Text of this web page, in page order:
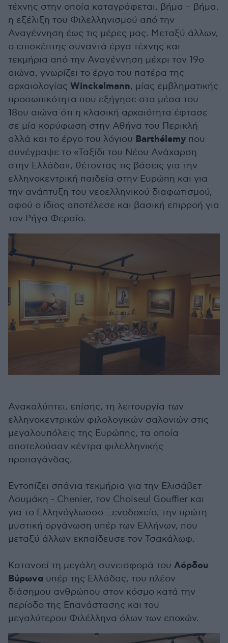
τέχνης στην οποία καταγράφεται, βήμα – βήμα,
η εξέλιξη του Φιλελληνισμού από την
Αναγέννηση έως τις μέρες μας. Μεταξύ άλλων,
ο επισκέπτης συναντά έργα τέχνης και
τεκμήρια από την Αναγέννηση μέχρι τον 19ο
αιώνα, γνωρίζει το έργο του πατέρα της
αρχαιολογίας Winckelmann, μίας εμβληματικής
προσωπικότητα που εξήγησε στα μέσα του
18ου αιώνα ότι η κλασική αρχαιότητα έφτασε
σε μία κορύφωση στην Αθήνα του Περικλή
αλλά και το έργο του λόγιου Barthélemy που
συνέγραψε το «Ταξίδι του Νέου Ανάχαρση
στην Ελλάδα», θέτοντας τις βάσεις για την
ελληνοκεντρική παιδεία στην Ευρώπη και για
την ανάπτυξη του νεοελληνικού διαφωτισμού,
αφού ο ίδιος αποτέλεσε και βασική επιρροή για
τον Ρήγα Φεραίο.
Ανακαλύπτει, επίσης, τη λειτουργία των
ελληνοκεντρικών φιλολογικών σαλονιών στις
μεγαλουπόλεις της Ευρώπης, τα οποία
αποτελούσαν κέντρα φιλελληνικής
προπαγάνδας.
Εντοπίζει σπάνια τεκμήρια για την Ελισάβετ
Λουμάκη - Chenier, τον Choiseul Gouffier και
για το Ελληνόγλωσσο Ξενοδοχείο, την πρώτη
μυστική οργάνωση υπέρ των Ελλήνων, που
μεταξύ άλλων εκπαίδευσε τον Τσακάλωφ.
Κατανοεί τη μεγάλη συνεισφορά του Λόρδου
Βύρωνα υπέρ της Ελλάδας, του πλέον
διάσημου ανθρώπου στον κόσμο κατά την
περίοδο της Επανάστασης και του
μεγαλύτερου Φιλέλληνα όλων των εποχών.